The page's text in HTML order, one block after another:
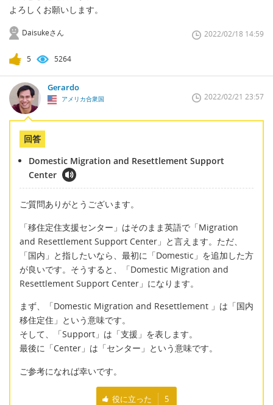
よろしくお願いします。
Daisukeさん 2022/02/18 14:59
5 5264
Gerardo
アメリカ合衆国 2022/02/21 23:57
回答
Domestic Migration and Resettlement Support
Center
ご質問ありがとうございます。
「移住定住支援センター」はそのまま英語で「Migration
and Resettlement Support Center」と言えます。ただ、
「国内」と指したいなら、最初に「Domestic」を追加した方
が良いです。そうすると、「Domestic Migration and
Resettlement Support Center」になります。
まず、「Domestic Migration and Resettlement 」は「国内
移住定住」という意味です。
そして、「Support」は「支援」を表します。
最後に「Center」は「センター」という意味です。
ご参考になれば幸いです。
役に立った 5